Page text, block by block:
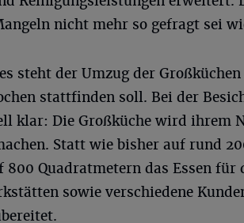
nicht mehr so gefragt sei
steht der Umzug der
stattfinden soll. Bei der
klar: Die Großküche wird ihrem
Statt wie bisher auf rund
Quadratmetern das Essen
sowie verschiedene